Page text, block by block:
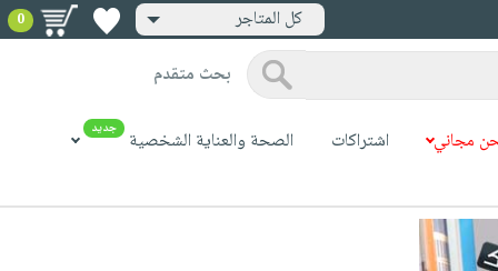
كل المتاجر 0
بحث متقدم
مجاني اشتراكات الصحة والعناية الشخصية جديد